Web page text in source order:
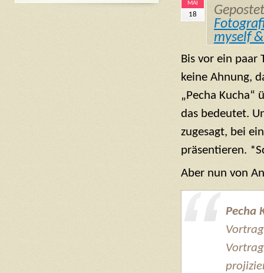
MAI
18
myself
Bis vor ein paar
keine Ahnung,
„Pecha Kucha“
das bedeutet.
zugesagt, bei
präsentieren.
Aber nun von
Pecha